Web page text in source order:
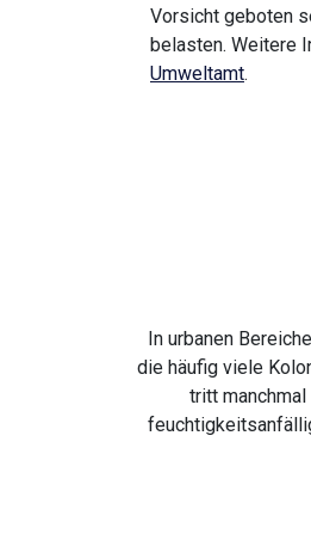
Vorsicht geboten
belasten. Weitere
Umweltamt.
In urbanen
die häufig viele
tritt